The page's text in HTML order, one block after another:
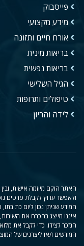
פייסבוק
מידע מקצועי
אורח חיים ותזונה
בריאות מינית
בריאות נפשית
הגיל השלישי
טיפולים ותרופות
לידה והריון
האתר הוקם מיוזמה אישית,
ולאפשר ערוץ לקבלת פרטים
המידע שניתן נכון ליום
איננו מייצג בהכרח את
הנזכר לצידו. כדי לקבל את
המורשים ו/או ליצרנים של